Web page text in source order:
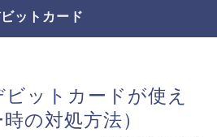
ットカード
ットカードが使え
の対処方法）